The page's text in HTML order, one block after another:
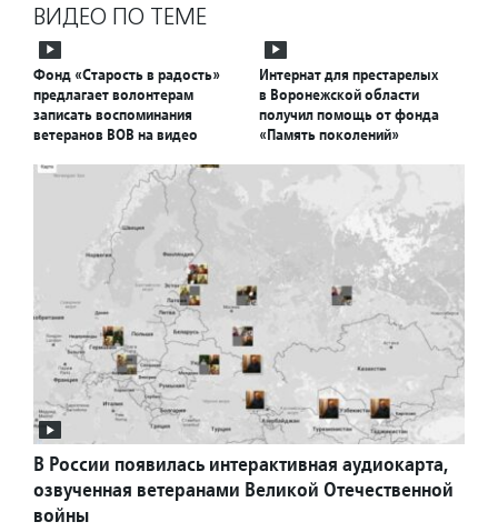
ВИДЕО ПО ТЕМЕ
Фонд «Старость в радость»
предлагает волонтерам
записать воспоминания
ветеранов ВОВ на видео
Интернат для престарелых
в Воронежской области
получил помощь от фонда
«Память поколений»
В России появилась интерактивная аудиокарта,
озвученная ветеранами Великой Отечественной
войны